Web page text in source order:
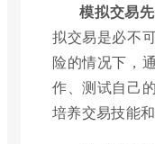
模拟交易先
拟交易是必不
险的情况下，
作、测试自己
培养交易技能